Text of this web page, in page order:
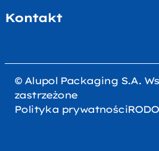
Kontakt
© Alupol Packaging S.A.
zastrzeżone
Polityka prywatnościRODO